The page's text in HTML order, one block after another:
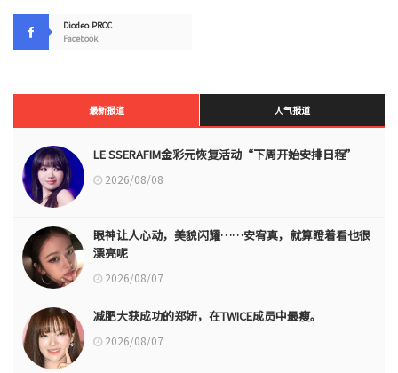
Diodeo.PROC
Facebook
最新报道 人气报道
LE SSERAFIM金彩元恢复活动“下周开始安排日程”
2026/08/08
眼神让人心动，美貌闪耀……安宥真，就算瞪着看也很
漂亮呢
2026/08/07
减肥大获成功的郑妍，在TWICE成员中最瘦。
2026/08/07